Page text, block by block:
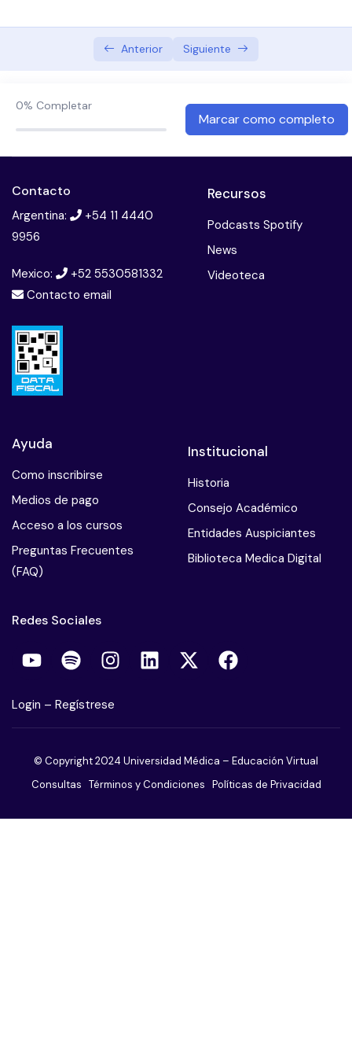
Consumo problematico de sustancias: Adiccion a
la cocaina
Esquizofrenia. diagnostico y tratamiento
Introduccion a la neuropsicologia
Licencias psiquiatricas
Mala praxis en psicoterapia
El paciente suicida
Psiconeuroendocrinologia
Parafilias
Sindrome de Burnout
Sme de estres postraumatico
Trastorno del control de los impulsos
Trastorno adictivo sin sustancias
Anterior Siguiente
0% Completar
Marcar como completo
Contacto
Argentina:
+54 11 4440
9956
Mexico:
+52 5530581332
Contacto email
Recursos
Podcasts Spotify
News
Videoteca
Ayuda
Como inscribirse
Medios de pago
Acceso a los cursos
Preguntas Frecuentes
(FAQ)
Institucional
Historia
Consejo Académico
Entidades Auspiciantes
Biblioteca Medica Digital
Redes Sociales
Login – Regístrese
© Copyright 2024 Universidad Médica – Educación Virtual
Consultas Términos y Condiciones Políticas de Privacidad